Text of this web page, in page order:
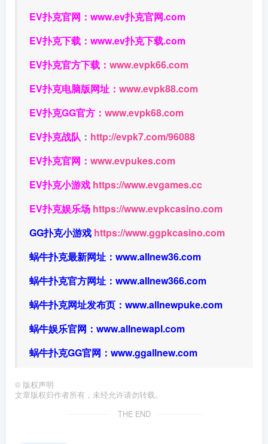
EV扑克官网： www.ev扑克官网.com
EV扑克下载： www.ev扑克下载.com
EV扑克官方下载： www.evpk66.com
EV扑克电脑版网址： www.evpk88.com
EV扑克GG官方： www.evpk68.com
EV扑克战队 ： http://evpk7.com/96088
EV扑克官网： www.evpukes.com
EV扑克小游戏 https://www.evgames.cc
EV扑克娱乐场 https://www.evpkcasino.com
GG扑克小游戏 https://www.ggpkcasino.com
蜗牛扑克最新网址： www.allnew36.com
蜗牛扑克官方网址： www.allnew366.com
蜗牛扑克网址发布页： www.allnewpuke.com
蜗牛娱乐官网： www.allnewapl.com
蜗牛扑克GG官网： www.ggallnew.com
© 版权声明
文章版权归作者所有，未经允许请勿转载。
THE END